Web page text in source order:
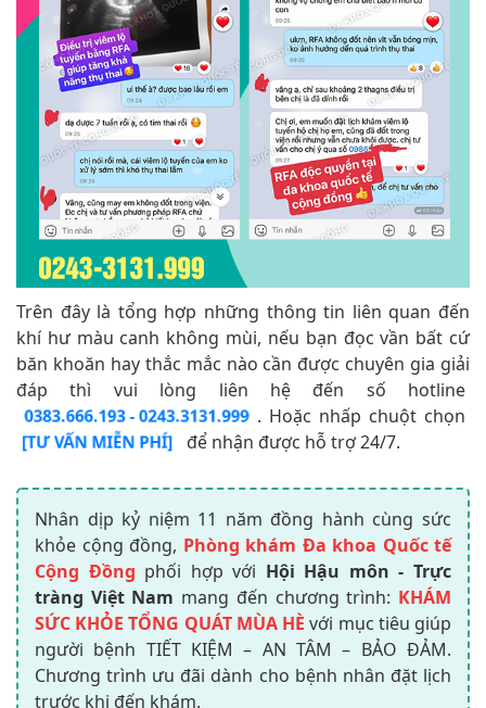
Trên đây là tổng hợp những thông tin liên quan đến
khí hư màu canh không mùi, nếu bạn đọc vần bất cứ
băn khoăn hay thắc mắc nào cần được chuyên gia giải
đáp thì vui lòng liên hệ đến số hotline
0383.666.193 - 0243.3131.999 . Hoặc nhấp chuột chọn
[TƯ VẤN MIỄN PHÍ] để nhận được hỗ trợ 24/7.
Nhân dịp kỷ niệm 11 năm đồng hành cùng sức
khỏe cộng đồng, Phòng khám Đa khoa Quốc tế
Cộng Đồng phối hợp với Hội Hậu môn - Trực
tràng Việt Nam mang đến chương trình: KHÁM
SỨC KHỎE TỔNG QUÁT MÙA HÈ với mục tiêu giúp
người bệnh TIẾT KIỆM – AN TÂM – BẢO ĐẢM.
Chương trình ưu đãi dành cho bệnh nhân đặt lịch
trước khi đến khám.